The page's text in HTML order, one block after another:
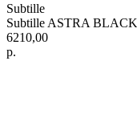
Subtille
Subtille ASTRA BLACK
6210,00
р.